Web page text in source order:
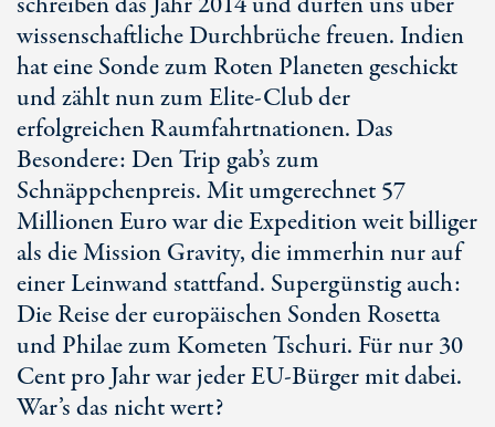
wissenschaftliche Durchbrüche freuen. Indien
hat eine Sonde zum Roten Planeten geschickt
und zählt nun zum Elite-Club der
erfolgreichen Raumfahrtnationen. Das
Besondere: Den Trip gab’s zum
Schnäppchenpreis. Mit umgerechnet 57
Millionen Euro war die Expedition weit billiger
als die Mission Gravity, die immerhin nur auf
einer Leinwand stattfand. Supergünstig auch:
Die Reise der europäischen Sonden Rosetta
und Philae zum Kometen Tschuri. Für nur 30
Cent pro Jahr war jeder EU-Bürger mit dabei.
War’s das nicht wert?